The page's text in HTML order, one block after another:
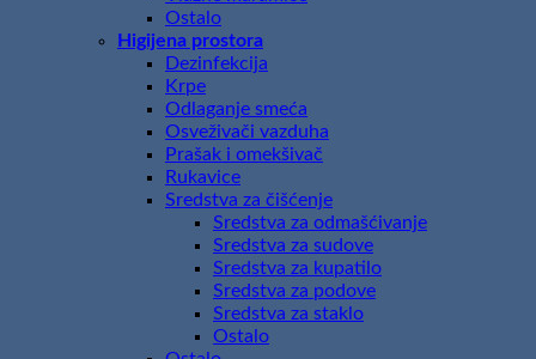
Ostalo
Higijena prostora
Dezinfekcija
Krpe
Odlaganje smeća
Osveživači vazduha
Prašak i omekšivač
Rukavice
Sredstva za čišćenje
Sredstva za odmašćivanje
Sredstva za sudove
Sredstva za kupatilo
Sredstva za podove
Sredstva za staklo
Ostalo